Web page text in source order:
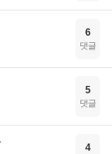
6
댓글
5
댓글
4